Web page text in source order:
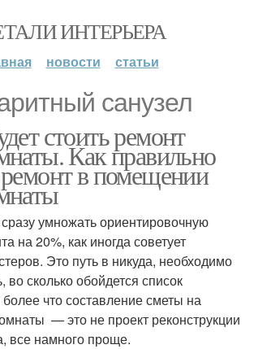
ИНТЕРЬЕРА
новости статьи
санузел
стоить ремонт
Как правильно
ремонт в помещении
умножать ориентировочную
на 20%, как иногда советует
Это путь в никуда, необходимо
во сколько обойдется список
что составление сметы на
— это не проект реконструкции
все намного проще.